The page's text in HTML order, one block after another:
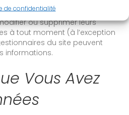
de confidentialité
leur profil. Tous les
ou supprimer leurs
à tout moment (à l’exception
du site peuvent
informations.
Vous Avez